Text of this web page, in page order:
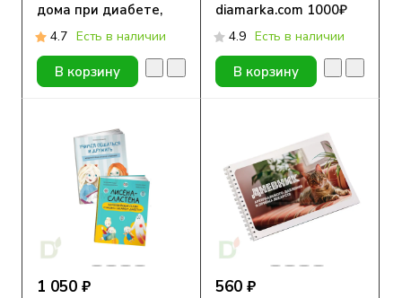
дома при диабете,
заживление кожи и
снятие боли
4.7 Есть в наличии
В корзину
diamarka.com 1000₽
4.9 Есть в наличии
В корзину
1 050 ₽ 560 ₽